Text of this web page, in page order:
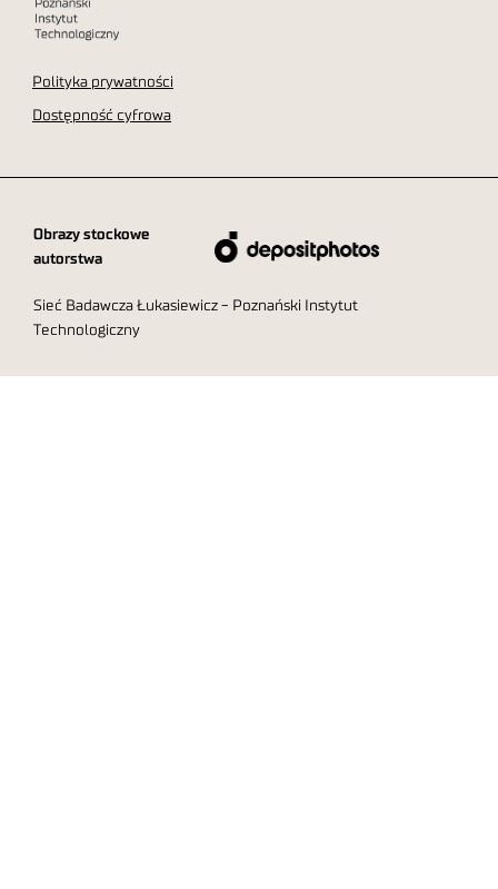
Polityka prywatności
Dostępność cyfrowa
Obrazy stockowe
autorstwa
Sieć Badawcza Łukasiewicz - Poznański Instytut
Technologiczny